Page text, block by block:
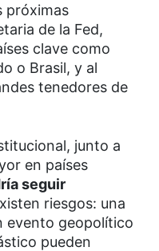
próximas
de la Fed,
clave como
o Brasil, y al
tenedores de
junto a
en países
seguir
riesgos: una
evento geopolítico
pueden